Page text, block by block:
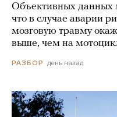
Объективных данных
что в случае аварии
мозговую травму
выше, чем на
РАЗБОР день назад